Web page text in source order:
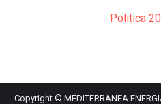
Politica
Copyright © MEDITERRANEA